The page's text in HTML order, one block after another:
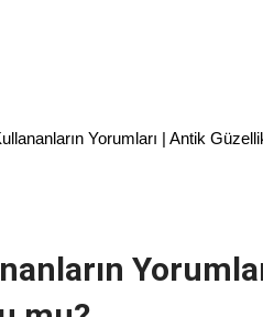
Yorumları | Antik